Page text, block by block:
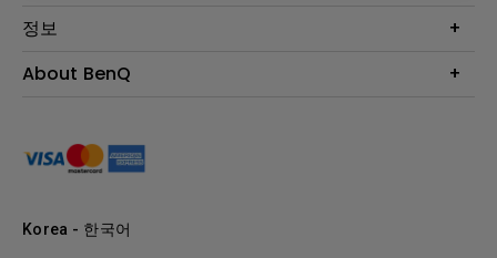
e스포츠
비즈니스 디스플레이
문의
서비스센터
정보
프로젝터 거리계산기
About BenQ
사회적 책임
뉴스
Korea - 한국어